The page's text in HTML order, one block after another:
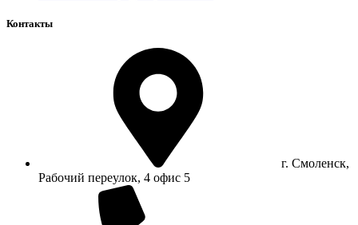
Контакты
г. Смоленск,
Рабочий переулок, 4 офис 5